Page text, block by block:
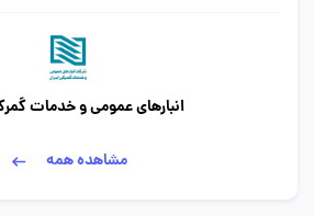
انبارهای عمومی و خدمات
مشاهده همه